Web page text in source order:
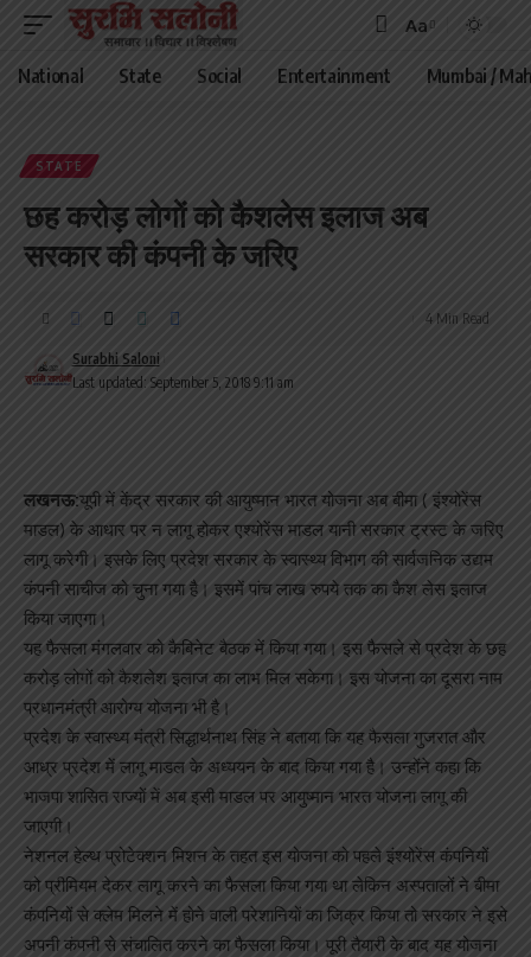
Font
Resizer
Aa
National State Social Entertainment Mumbai /
STATE
छह करोड़ लोगों को कैशलेस इलाज अब
सरकार की कंपनी के जरिए
Last updated: September 5, 2018 9:11 am
Surabhi Saloni
4 Min Read
लखनऊ:यूपी में केंद्र सरकार की आयुष्मान भारत योजना अब बीमा ( इंश्योरेंस
माडल) के आधार पर न लागू होकर एश्योरेंस माडल यानी सरकार ट्रस्ट के जरिए
लागू करेगी। इसके लिए प्रदेश सरकार के स्वास्थ्य विभाग की सार्वजनिक उद्यम
कंपनी साचीज को चुना गया है। इसमें पांच लाख रुपये तक का कैश लेस इलाज
किया जाएगा।
यह फैसला मंगलवार को कैबिनेट बैठक में किया गया। इस फैसले से प्रदेश के छह
करोड़ लोगों को कैशलेश इलाज का लाभ मिल सकेगा। इस योजना का दूसरा नाम
प्रधानमंत्री आरोग्य योजना भी है।
प्रदेश के स्वास्थ्य मंत्री सिद्धार्थनाथ सिंह ने बताया कि यह फैसला गुजरात और
आध्र प्रदेश में लागू माडल के अध्ययन के बाद किया गया है। उन्होंने कहा कि
भाजपा शासित राज्यों में अब इसी माडल पर आयुष्मान भारत योजना लागू की
जाएगी।
नेशनल हेल्थ प्रोटेक्शन मिशन के तहत इस योजना को पहले इंश्योरेंस कंपनियों
को प्रीमियम देकर लागू करने का फैसला किया गया था लेकिन अस्पतालों ने बीमा
कंपनियों से क्लेम मिलने में होने वाली परेशानियों का जिक्र किया तो सरकार ने इसे
अपनी कंपनी से संचालित करने का फैसला किया। पूरी तैयारी के बाद यह योजना